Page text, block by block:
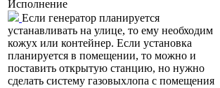
Исполнение
Если генератор планируется
устанавливать на улице, то ему необходим
кожух или контейнер. Если установка
планируется в помещении, то можно и
поставить открытую станцию, но нужно
сделать систему газовыхлопа с помещения